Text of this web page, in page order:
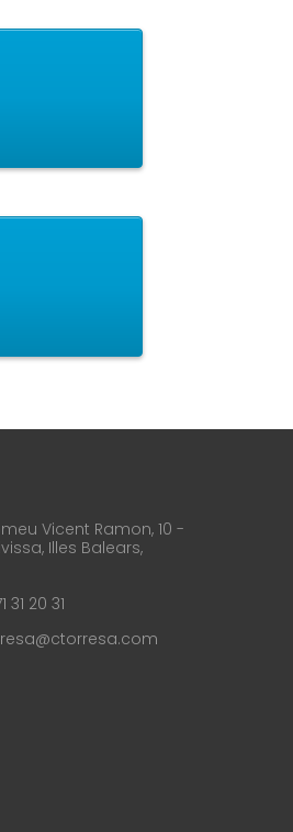
Vicent Ramon, 10 -
Illes Balears,
31 20 31